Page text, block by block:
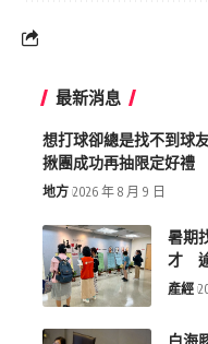
最新消息
想打球卻總是找不到球
揪團成功再抽限定好禮
地方 2026 年 8 月 9 日
暑期
才
產經
白海